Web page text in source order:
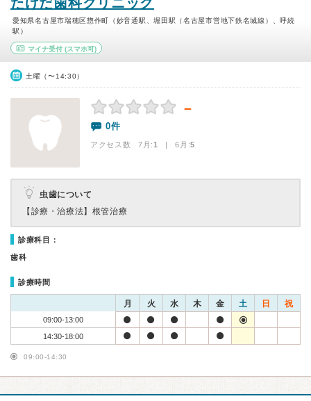
愛知県名古屋市瑞穂区惣作町（妙音通駅、堀田駅（名古屋市営地下鉄名城線）、呼続
駅）
マイナ受付 (スマホ可)
土曜（〜14:30）
－
0件
アクセス数 7月:1 | 6月:5
虫歯について
【診療・治療法】 根管治療
診療科目：
歯科
診療時間
月 火 水 木 金 土 日 祝
09:00-13:00
14:30-18:00
09:00-14:30